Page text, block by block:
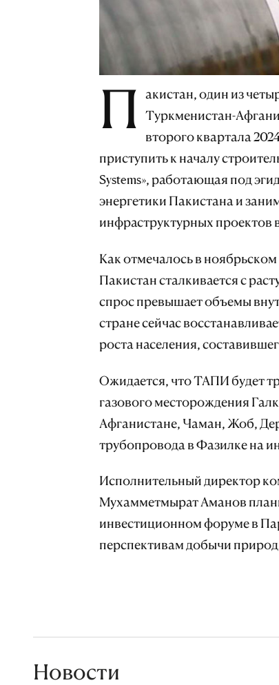
П акистан, один из
Туркменистан-
второго квартала
приступить к началу
Systems», работающая под
энергетики Пакистана и
инфраструктурных проектов
Как отмечалось в
Пакистан сталкивается с
спрос превышает объемы
стране сейчас
роста населения,
Ожидается, что ТАПИ будет
газового месторождения
Афганистане, Чаман, Жоб,
трубопровода в Фазилке на
Исполнительный директор
Мухамметмырат Аманов
инвестиционном форуме в
перспективам добычи
Новости